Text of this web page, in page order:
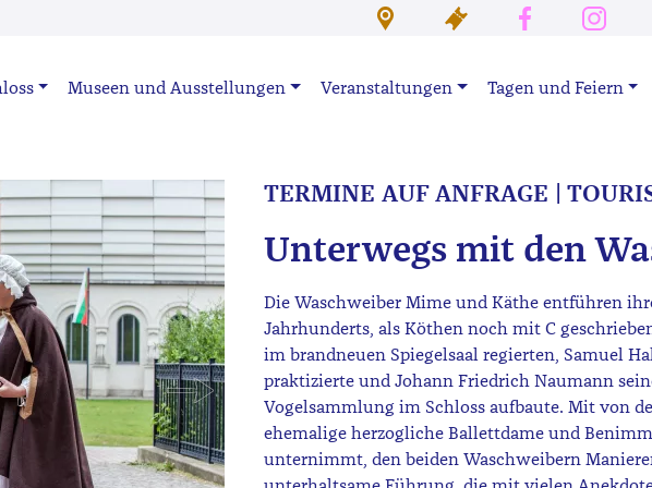
Museen und Ausstellungen Veranstaltungen Tagen und Feiern
TERMINE AUF ANFRAGE |
Unterwegs mit den
Die Waschweiber Mime und Käthe entführen
Jahrhunderts, als Köthen noch mit C
im brandneuen Spiegelsaal regierten, Samuel
praktizierte und Johann Friedrich Naumann
Vogelsammlung im Schloss aufbaute. Mit von
ehemalige herzogliche Ballettdame und
unternimmt, den beiden Waschweibern